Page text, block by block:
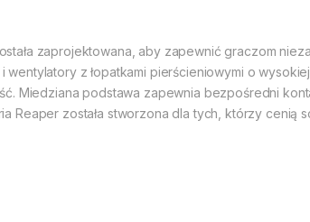
zaprojektowana, aby zapewnić graczom
wentylatory z łopatkami pierścieniowymi o
Miedziana podstawa zapewnia bezpośredni
Reaper została stworzona dla tych, którzy cenią